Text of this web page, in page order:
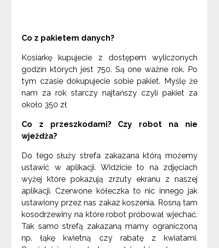
Co z pakietem danych?
Kosiarkę kupujecie z dostępem wyliczonych
godzin których jest 750. Są one ważne rok. Po
tym czasie dokupujecie sobie pakiet. Myślę że
nam za rok starczy najtańszy czyli pakiet za
około 350 zł
Co z przeszkodami? Czy robot na nie
wjeżdża?
Do tego służy strefa zakazana którą możemy
ustawić w aplikacji. Widzicie to na zdjęciach
wyżej które pokazują zrzuty ekranu z naszej
aplikacji. Czerwone kółeczka to nic innego jak
ustawiony przez nas zakaz koszenia. Rosną tam
kosodrzewiny na które robot próbował wjechać.
Tak samo strefą zakazaną mamy ograniczoną
np. łąkę kwietną czy rabatę z kwiatami.